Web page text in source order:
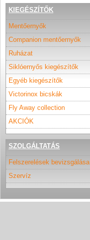
KIEGÉSZÍTŐK
Mentőernyők
Companion mentőernyők
Ruházat
Siklóernyős kiegészítők
Egyéb kiegészítők
Victorinox bicskák
Fly Away collection
AKCIÓK
SZOLGÁLTATÁS
Felszerelések bevizsgálása
Szervíz